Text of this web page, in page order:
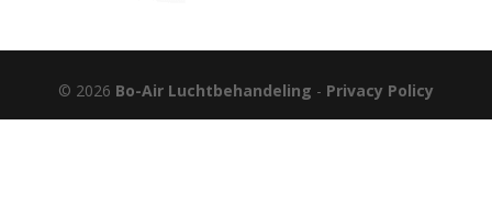
© 2026 Bo-Air Luchtbehandeling - Privacy Policy